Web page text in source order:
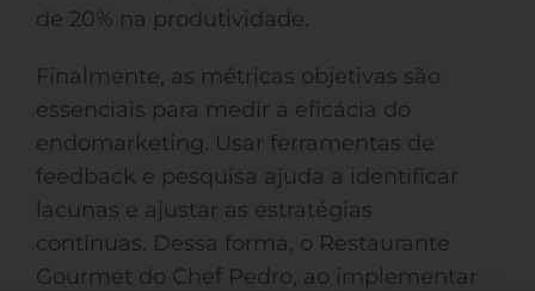
de 20% na produtividade.
Finalmente, as métricas objetivas são
essenciais para medir a eficácia do
endomarketing. Usar ferramentas de
feedback e pesquisa ajuda a identificar
lacunas e ajustar as estratégias
contínuas. Dessa forma, o Restaurante
Gourmet do Chef Pedro, ao implementar